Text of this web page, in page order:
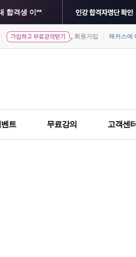
합격생 이**
격생 이**
홍익대학교 최종합격 유*환
한국외국어대학교 최종합격 한*
회원가입 해커스에
트 무료강의 고객센터